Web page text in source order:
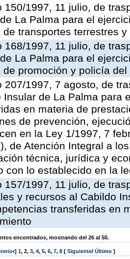
150/1997, 11 julio, de
La Palma para el
de transportes terrestres
168/1997, 11 julio, de
La Palma para el
de promoción y policía
207/1997, 7 agosto, de
Insular de La Palma para
en materia de
de prevención,
en la Ley 1/1997, 7
de Atención Integral a
técnica, jurídica y
con lo establecido en la
157/1997, 11 julio, de
y recursos al Cabildo
transferidas en
encontrados, mostrando del 26 al 50.
] 1, 2, 3, 4, 5, 6, 7, 8 [ Siguiente/ Último ]